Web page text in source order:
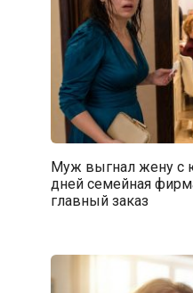
Муж выгнал жену с
дней семейная
главный заказ